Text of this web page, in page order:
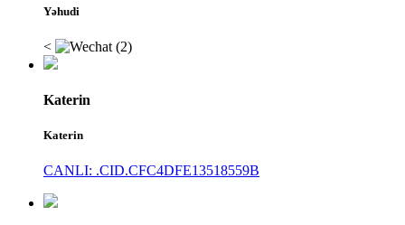
Yəhudi
<
Katerin
Katerin
CANLI: .CID.CFC4DFE13518559B